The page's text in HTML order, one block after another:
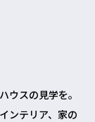
ウスの見学を。
ンテリア、家の